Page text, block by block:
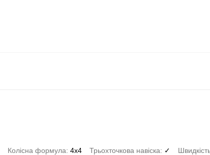
Колісна формула 4x4 Трьохточкова навіска ✓